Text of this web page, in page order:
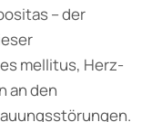
– der
mellitus, Herz-
an den